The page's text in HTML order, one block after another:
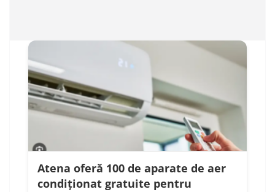
Atena oferă 100 de aparate de aer
condiționat gratuite pentru